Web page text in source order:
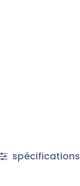
spécifications